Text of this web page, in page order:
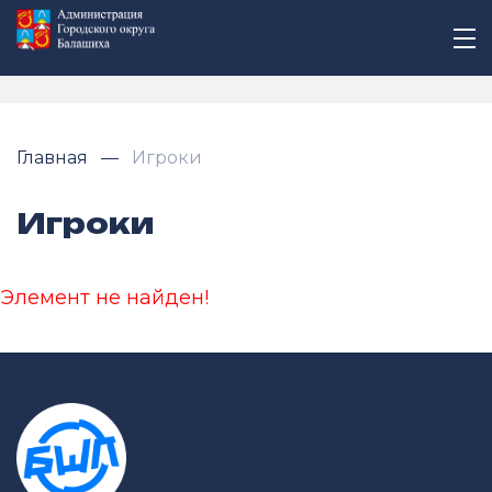
Главная Игроки
Игроки
Элемент не найден!